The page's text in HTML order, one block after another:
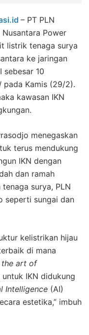
– PT PLN
Nusantara Power
listrik tenaga surya
ke jaringan
sebesar 10
Kamis (29/2).
kawasan IKN
menegaskan
terus mendukung
IKN dengan
dan ramah
surya, PLN
seperti sungai dan
kelistrikan hijau
di mana
art of
IKN didukung
Intelligence (AI)
estetika,” imbuh